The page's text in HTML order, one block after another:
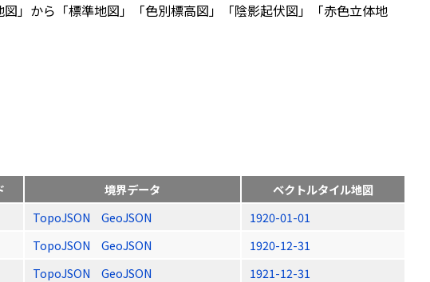
」から「標準地図」「色別標高図」「陰影起伏図」「赤色立体地
境界データ
ベクトルタイル地図
TopoJSON GeoJSON
1920-01-01
TopoJSON GeoJSON
1920-12-31
TopoJSON GeoJSON
1921-12-31